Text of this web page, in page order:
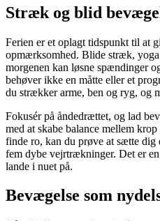
Stræk og blid
Ferien er et oplagt tidspunkt til at
opmærksomhed. Blide stræk,
morgenen kan løsne spændinger
behøver ikke en måtte eller et
du strækker arme, ben og ryg, og
Fokusér på åndedrættet, og lad
med at skabe balance mellem
finde ro, kan du prøve at sætte dig
fem dybe vejrtrækninger. Det er
lande i nuet på.
Bevægelse som